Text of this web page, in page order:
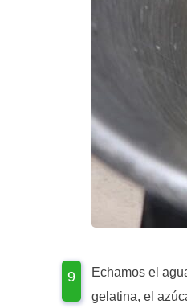
Echamos el
gelatina, el